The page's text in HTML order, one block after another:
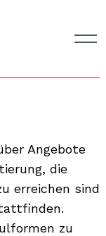
Angebote
die
erreichen sind
zu